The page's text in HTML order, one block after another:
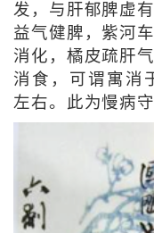
发，与肝郁脾虚
益气健脾，紫河
消化，橘皮疏肝
消食，可谓寓消
左右。此为慢病